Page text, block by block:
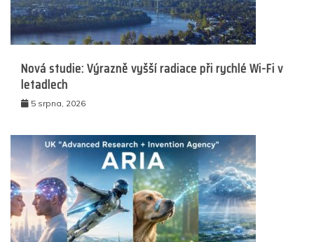
Nová studie: Výrazně vyšší radiace při rychlé Wi-Fi v
letadlech
5 srpna, 2026